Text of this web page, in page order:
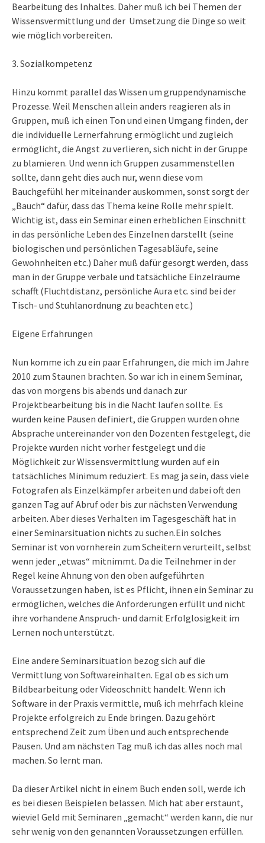
Bearbeitung des Inhaltes. Daher muß ich bei Themen der
Wissensvermittlung und der Umsetzung die Dinge so weit
wie möglich vorbereiten.
3. Sozialkompetenz
Hinzu kommt parallel das Wissen um gruppendynamische
Prozesse. Weil Menschen allein anders reagieren als in
Gruppen, muß ich einen Ton und einen Umgang finden, der
die individuelle Lernerfahrung ermöglicht und zugleich
ermöglicht, die Angst zu verlieren, sich nicht in der Gruppe
zu blamieren. Und wenn ich Gruppen zusammenstellen
sollte, dann geht dies auch nur, wenn diese vom
Bauchgefühl her miteinander auskommen, sonst sorgt der
„Bauch“ dafür, dass das Thema keine Rolle mehr spielt.
Wichtig ist, dass ein Seminar einen erheblichen Einschnitt
in das persönliche Leben des Einzelnen darstellt (seine
biologischen und persönlichen Tagesabläufe, seine
Gewohnheiten etc.) Daher muß dafür gesorgt werden, dass
man in der Gruppe verbale und tatsächliche Einzelräume
schafft (Fluchtdistanz, persönliche Aura etc. sind bei der
Tisch- und Stuhlanordnung zu beachten etc.)
Eigene Erfahrungen
Nun komme ich zu ein paar Erfahrungen, die mich im Jahre
2010 zum Staunen brachten. So war ich in einem Seminar,
das von morgens bis abends und danach zur
Projektbearbeitung bis in die Nacht laufen sollte. Es
wurden keine Pausen definiert, die Gruppen wurden ohne
Absprache untereinander von den Dozenten festgelegt, die
Projekte wurden nicht vorher festgelegt und die
Möglichkeit zur Wissensvermittlung wurden auf ein
tatsächliches Minimum reduziert. Es mag ja sein, dass viele
Fotografen als Einzelkämpfer arbeiten und dabei oft den
ganzen Tag auf Abruf oder bis zur nächsten Verwendung
arbeiten. Aber dieses Verhalten im Tagesgeschäft hat in
einer Seminarsituation nichts zu suchen.Ein solches
Seminar ist von vornherein zum Scheitern verurteilt, selbst
wenn jeder „etwas“ mitnimmt. Da die Teilnehmer in der
Regel keine Ahnung von den oben aufgeführten
Voraussetzungen haben, ist es Pflicht, ihnen ein Seminar zu
ermöglichen, welches die Anforderungen erfüllt und nicht
ihre vorhandene Anspruch- und damit Erfolglosigkeit im
Lernen noch unterstützt.
Eine andere Seminarsituation bezog sich auf die
Vermittlung von Softwareinhalten. Egal ob es sich um
Bildbearbeitung oder Videoschnitt handelt. Wenn ich
Software in der Praxis vermittle, muß ich mehrfach kleine
Projekte erfolgreich zu Ende bringen. Dazu gehört
entsprechend Zeit zum Üben und auch entsprechende
Pausen. Und am nächsten Tag muß ich das alles noch mal
machen. So lernt man.
Da dieser Artikel nicht in einem Buch enden soll, werde ich
es bei diesen Beispielen belassen. Mich hat aber erstaunt,
wieviel Geld mit Seminaren „gemacht“ werden kann, die nur
sehr wenig von den genannten Voraussetzungen erfüllen.